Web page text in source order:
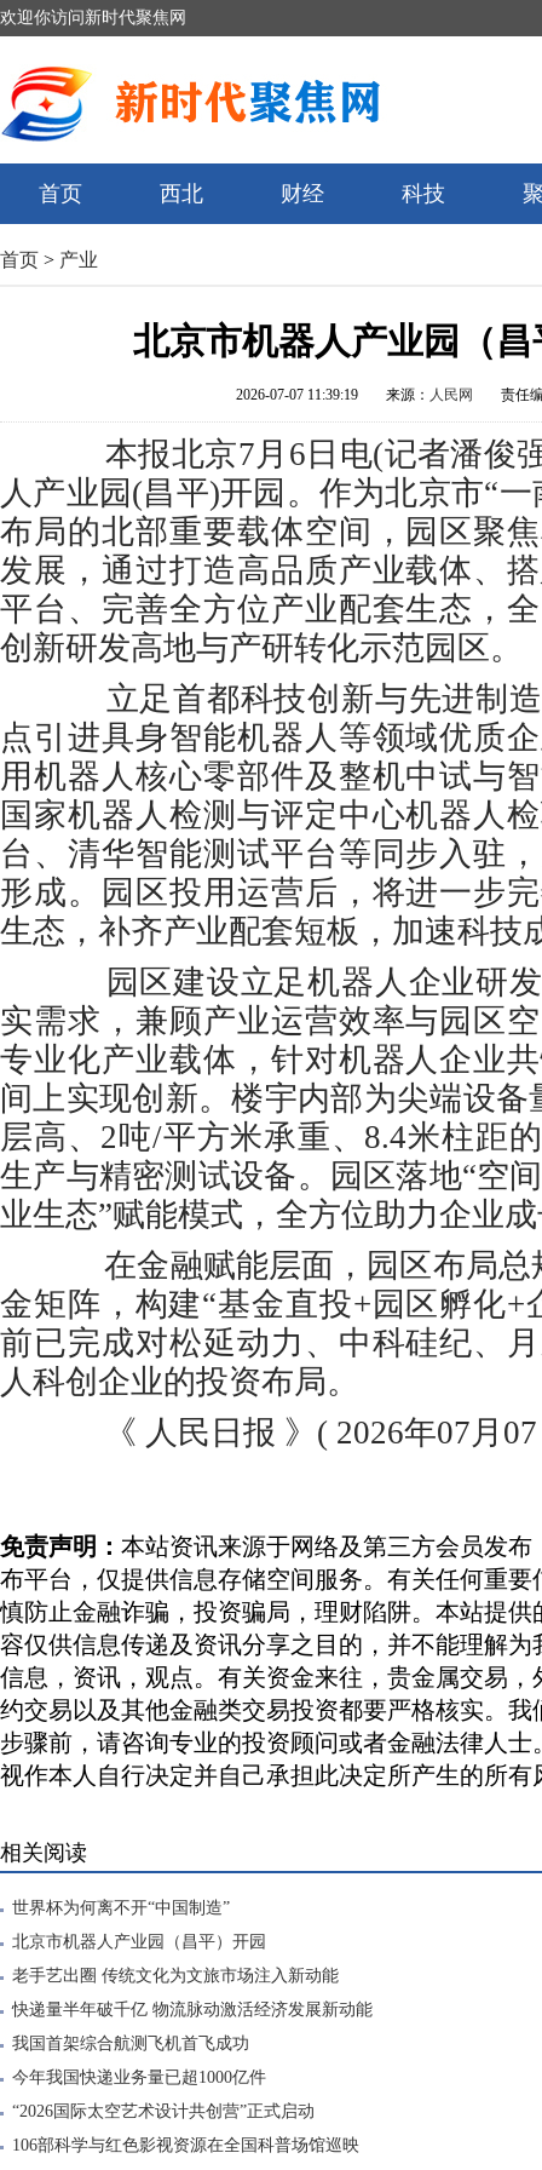
欢迎你访问新时代聚焦网
首页 西北 财经 科技
首页 > 产业
北京市机器人产业园（
2026-07-07 11:39:19 来源： 人民网 责任
本报北京7月6日电(记者潘俊
人产业园(昌平)开园。作为北京市“
布局的北部重要载体空间，园区聚
发展，通过打造高品质产业载体、
平台、完善全方位产业配套生态，
创新研发高地与产研转化示范园区。
立足首都科技创新与先进制造
点引进具身智能机器人等领域优质
用机器人核心零部件及整机中试与
国家机器人检测与评定中心机器人
台、清华智能测试平台等同步入驻
形成。园区投用运营后，将进一步
生态，补齐产业配套短板，加速科技
园区建设立足机器人企业研发
实需求，兼顾产业运营效率与园区
专业化产业载体，针对机器人企业
间上实现创新。楼宇内部为尖端设
层高、2吨/平方米承重、8.4米柱距
生产与精密测试设备。园区落地“空
业生态”赋能模式，全方位助力企业
在金融赋能层面，园区布局总
金矩阵，构建“基金直投+园区孵化+
前已完成对松延动力、中科硅纪、
人科创企业的投资布局。
《 人民日报 》( 2026年07月07
免责声明： 本站资讯来源于网络及第三方会员发
布平台，仅提供信息存储空间服务。有关任何重
慎防止金融诈骗，投资骗局，理财陷阱。本站提
容仅供信息传递及资讯分享之目的，并不能理解
信息，资讯，观点。有关资金来往，贵金属交易
约交易以及其他金融类交易投资都要严格核实。
步骤前，请咨询专业的投资顾问或者金融法律人
视作本人自行决定并自己承担此决定所产生的所有
相关阅读
世界杯为何离不开“中国制造”
北京市机器人产业园（昌平）开园
老手艺出圈 传统文化为文旅市场注入新动能
快递量半年破千亿 物流脉动激活经济发展新动能
我国首架综合航测飞机首飞成功
今年我国快递业务量已超1000亿件
“2026国际太空艺术设计共创营”正式启动
106部科学与红色影视资源在全国科普场馆巡映